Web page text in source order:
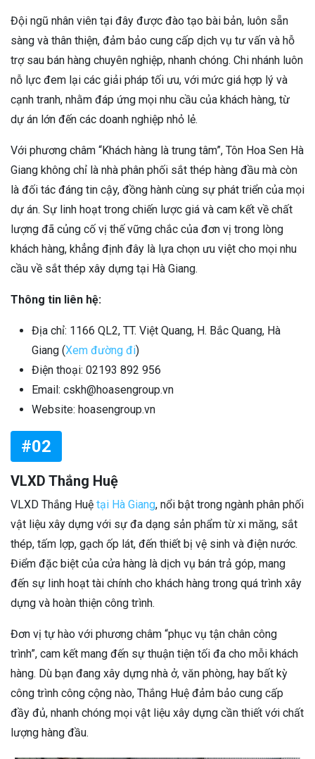
Đội ngũ nhân viên tại đây được đào tạo bài bản, luôn sẵn
sàng và thân thiện, đảm bảo cung cấp dịch vụ tư vấn và hỗ
trợ sau bán hàng chuyên nghiệp, nhanh chóng. Chi nhánh luôn
nỗ lực đem lại các giải pháp tối ưu, với mức giá hợp lý và
cạnh tranh, nhằm đáp ứng mọi nhu cầu của khách hàng, từ
dự án lớn đến các doanh nghiệp nhỏ lẻ.
Với phương châm “Khách hàng là trung tâm”, Tôn Hoa Sen Hà
Giang không chỉ là nhà phân phối sắt thép hàng đầu mà còn
là đối tác đáng tin cậy, đồng hành cùng sự phát triển của mọi
dự án. Sự linh hoạt trong chiến lược giá và cam kết về chất
lượng đã củng cố vị thế vững chắc của đơn vị trong lòng
khách hàng, khẳng định đây là lựa chọn ưu việt cho mọi nhu
cầu về sắt thép xây dựng tại Hà Giang.
Thông tin liên hệ:
Địa chỉ: 1166 QL2, TT. Việt Quang, H. Bắc Quang, Hà
Giang (Xem đường đi)
Điện thoại: 02193 892 956
Email: cskh@hoasengroup.vn
Website: hoasengroup.vn
#02
VLXD Thắng Huệ
VLXD Thắng Huệ tại Hà Giang, nổi bật trong ngành phân phối
vật liệu xây dựng với sự đa dạng sản phẩm từ xi măng, sắt
thép, tấm lợp, gạch ốp lát, đến thiết bị vệ sinh và điện nước.
Điểm đặc biệt của cửa hàng là dịch vụ bán trả góp, mang
đến sự linh hoạt tài chính cho khách hàng trong quá trình xây
dựng và hoàn thiện công trình.
Đơn vị tự hào với phương châm “phục vụ tận chân công
trình”, cam kết mang đến sự thuận tiện tối đa cho mỗi khách
hàng. Dù bạn đang xây dựng nhà ở, văn phòng, hay bất kỳ
công trình công cộng nào, Thắng Huệ đảm bảo cung cấp
đầy đủ, nhanh chóng mọi vật liệu xây dựng cần thiết với chất
lượng hàng đầu.